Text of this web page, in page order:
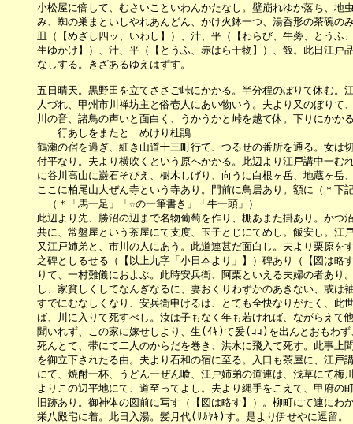
小松屋に倍して、むさいこといわんかたなし。壁崩れゆか落ち、地虫
み、蜘の巣まといしやれあんどん、かけ火鉢一つ、湯呑形の茶碗のみ
皿（【めざし四ッ、いわし】）、汁、平（【わらび、牛蒡、とうふ、
生ゆかけ】）、汁、平（【とうふ、赤はら干物】）、飯。此日江戸品
なしする。きざあるゆえはずす。
五日晴天。黒野田を立てささご峠にかかる。半分程のぼりて休む。江
人づれ、甲州市川禅坊主と俗壱人にあい物いう。夫より又のぼりて、
川の音、諸鳥の声いと面白く、うかうかと峠を越て休。下りにかか
行あしをまたとゞめけり杜鵑
鶴瀬の宿を過ぎ、細き山道十三町行て、つるせの番所を通る。女は切
付平なり。夫より横吹くという原へかかる。此辺より江戸講中一むれ
に谷川高山に巌石そびえ、樹木しげり、向うに白根ヶ岳、地蔵ヶ岳、
ここに柏尾山大ぜん寺という寺あり。門前に鳥居あり。額に（＊下記
（＊「馬一足」「☆の一筆書き」「牛一頭」）
此辺より先、勝沼の辺まで名物葡萄を作り、棚あまた掛あり。かつ沼
共に、常盤屋という茶屋にて支度、玉子とじにてめし。飯安し。江戸
又江戸姉弟と、市川の人にあう。此道連甚だ面白し。夫より栗原をす
之碑としるせる（【以上九字「小日本より」】）碑あり（【図は略す
りて、一村難儀におよぶ。此時安兵衛、阿栗といえる夫婦の者あり。
し、家貧しくしてなんぎなるに、妻おくりわずかのあきない、或は袖
すでにむなしくなり、安兵衛申けるは、とても全快なりがたく、此世
ば、川に入りて死すべし。汝は子もなく年も若ければ、ながらえて他
聞いれず、この家に嫁せしより、生(ｲｷ)て爰(ｺｺ)を出んとおもわず
死んとて、帯にて二人のからだを巻き、洪水に飛入て死す。此事上聞
を御立下されたる由。夫より石和の宿に至る。入口も茶屋に、江戸講
にて、焼酎一杯、うどん一ぜん喰、江戸姉弟の道連は、浅草にて梅川
よりこの辺平地にて、道至ってよし。夫より縄手をこえて、甲府の町
旧跡あり。御神体の図前に写す（【図は略す】）。柳町にて連にわか
栄八殿宅に着。此日入湯。髪月代(ｻｶﾔｷ)す。是より伊せやに逗留。